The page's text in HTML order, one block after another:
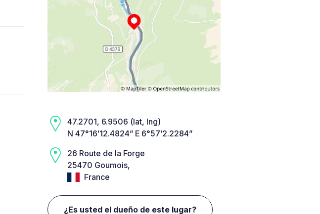
47.2701, 6.9506 (lat, lng)
N 47°16’12.4824” E 6°57’2.2284”
26 Route de la Forge
25470 Goumois,
France
¿Es usted el dueño de este lugar?